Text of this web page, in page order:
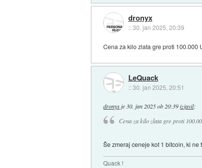
dronyx
::30. jan 2025, 20:39
Cena za kilo zlata gre proti 100.000
LeQuack
::30. jan 2025, 20:51
dronyxje 30. jan 2025 ob 20:39 izjavil:
Cena za kilo zlata gre proti
Še zmeraj ceneje kot 1 bitcoin, ki ne
Quack !